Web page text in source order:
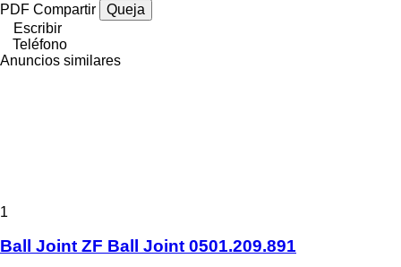
PDF Compartir
Queja
Escribir
Teléfono
Anuncios similares
1
Ball Joint ZF Ball Joint 0501.209.891